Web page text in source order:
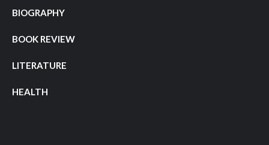
BIOGRAPHY
BOOK REVIEW
LITERATURE
HEALTH